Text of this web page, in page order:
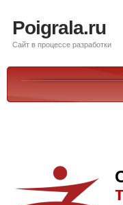
Poigrala.ru
Сайт в процессе разработки